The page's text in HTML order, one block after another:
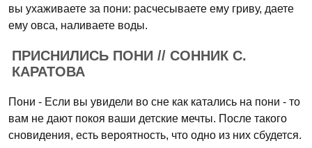
вы ухаживаете за пони: расчесываете ему гриву, даете
ему овса, наливаете воды.
ПРИСНИЛИСЬ ПОНИ // СОННИК С.
КАРАТОВА
Пони - Если вы увидели во сне как катались на пони - то
вам не дают покоя ваши детские мечты. После такого
сновидения, есть вероятность, что одно из них сбудется.